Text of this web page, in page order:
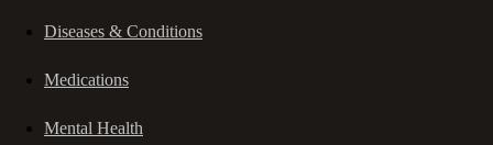
Diseases & Conditions
Medications
Mental Health